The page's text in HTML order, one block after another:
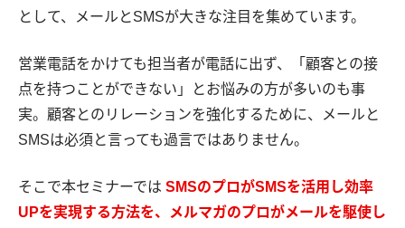
として、メールとSMSが大きな注目を集めています。
営業電話をかけても担当者が電話に出ず、「顧客との接
点を持つことができない」とお悩みの方が多いのも事
実。顧客とのリレーションを強化するために、メールと
SMSは必須と言っても過言ではありません。
そこで本セミナーでは SMSのプロがSMSを活用し効率
UPを実現する方法を、メルマガのプロがメールを駆使し